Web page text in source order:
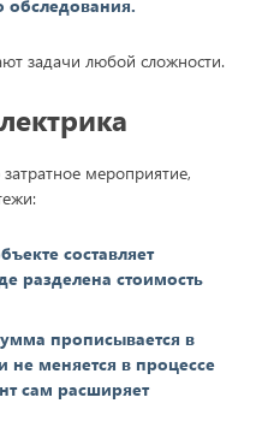
задачи любой сложности.
мероприятие,
составляет
разделена стоимость
прописывается в
не меняется в процессе
сам расширяет